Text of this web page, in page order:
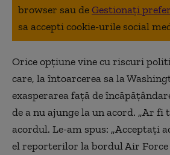
browser sau deGestionați
sa accepti cookie-urile social
Orice opţiune vine cu riscuri
care, la întoarcerea sa la
exasperarea faţă de
de a nu ajunge la un acord. „Ar fi
acordul. Le-am spus: „Acceptaţi
el reporterilor la bordul Air Force